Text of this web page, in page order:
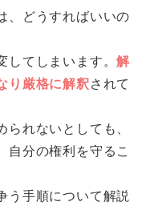
、どうすればいいの
してしまいます。解
り厳格に解釈されて
られないとしても、
自分の権利を守るこ
う手順について解説